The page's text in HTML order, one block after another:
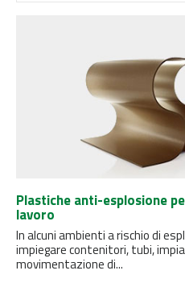
Plastiche anti-esplosione
lavoro
In alcuni ambienti a rischio di
impiegare contenitori, tubi,
movimentazione di...